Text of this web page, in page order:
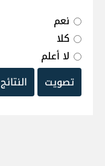
نعم
كلا
لا أعلم
تصويت
النتائج